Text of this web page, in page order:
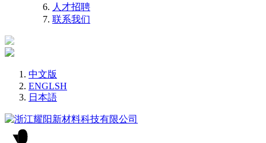
人才招聘
联系我们
中文版
ENGLSH
日本語